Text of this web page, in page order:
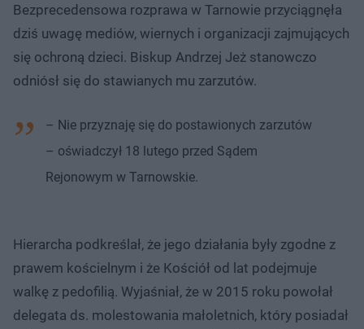
Bezprecedensowa rozprawa w Tarnowie przyciągnęła
dziś uwagę mediów, wiernych i organizacji zajmujących
się ochroną dzieci. Biskup Andrzej Jeż stanowczo
odniósł się do stawianych mu zarzutów.
– Nie przyznaję się do postawionych zarzutów
– oświadczył 18 lutego przed Sądem
Rejonowym w Tarnowskie.
Hierarcha podkreślał, że jego działania były zgodne z
prawem kościelnym i że Kościół od lat podejmuje
walkę z pedofilią. Wyjaśniał, że w 2015 roku powołał
delegata ds. molestowania małoletnich, który posiadał